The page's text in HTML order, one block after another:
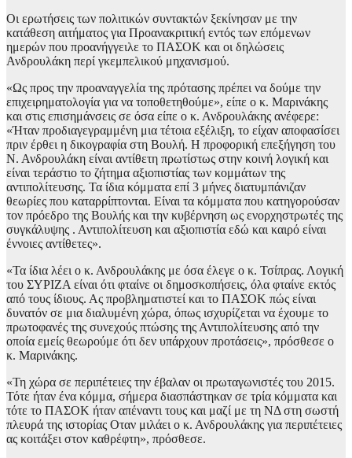
Οι ερωτήσεις των πολιτικών συντακτών ξεκίνησαν με την
κατάθεση αιτήματος για Προανακριτική εντός των επόμενων
ημερών που προανήγγειλε το ΠΑΣΟΚ και οι δηλώσεις
Ανδρουλάκη περί γκεμπελικού μηχανισμού.
«Ως προς την προαναγγελία της πρότασης πρέπει να δούμε την
επιχειρηματολογία για να τοποθετηθούμε», είπε ο κ. Μαρινάκης
και στις επισημάνσεις σε όσα είπε ο κ. Ανδρουλάκης ανέφερε:
«Ήταν προδιαγεγραμμένη μια τέτοια εξέλιξη, το είχαν αποφασίσει
πριν έρθει η δικογραφία στη Βουλή. Η προφορική επεξήγηση του
Ν. Ανδρουλάκη είναι αντίθετη πρωτίστως στην κοινή λογική και
είναι τεράστιο το ζήτημα αξιοπιστίας των κομμάτων της
αντιπολίτευσης. Τα ίδια κόμματα επί 3 μήνες διατυμπάνιζαν
θεωρίες που καταρρίπτονται. Είναι τα κόμματα που κατηγορούσαν
τον πρόεδρο της Βουλής και την κυβέρνηση ως ενορχηστρωτές της
συγκάλυψης . Αντιπολίτευση και αξιοπιστία εδώ και καιρό είναι
έννοιες αντίθετες».
«Τα ίδια λέει ο κ. Ανδρουλάκης με όσα έλεγε ο κ. Τσίπρας. Λογική
του ΣΥΡΙΖΑ είναι ότι φταίνε οι δημοσκοπήσεις, όλα φταίνε εκτός
από τους ίδιους. Ας προβληματιστεί και το ΠΑΣΟΚ πώς είναι
δυνατόν σε μια διαλυμένη χώρα, όπως ισχυρίζεται να έχουμε το
πρωτοφανές της συνεχούς πτώσης της Αντιπολίτευσης από την
οποία εμείς θεωρούμε ότι δεν υπάρχουν προτάσεις», πρόσθεσε ο
κ. Μαρινάκης.
«Τη χώρα σε περιπέτειες την έβαλαν οι πρωταγωνιστές του 2015.
Τότε ήταν ένα κόμμα, σήμερα διασπάστηκαν σε τρία κόμματα και
τότε το ΠΑΣΟΚ ήταν απέναντι τους και μαζί με τη ΝΔ στη σωστή
πλευρά της ιστορίας Οταν μιλάει ο κ. Ανδρουλάκης για περιπέτειες
ας κοιτάξει στον καθρέφτη», πρόσθεσε.